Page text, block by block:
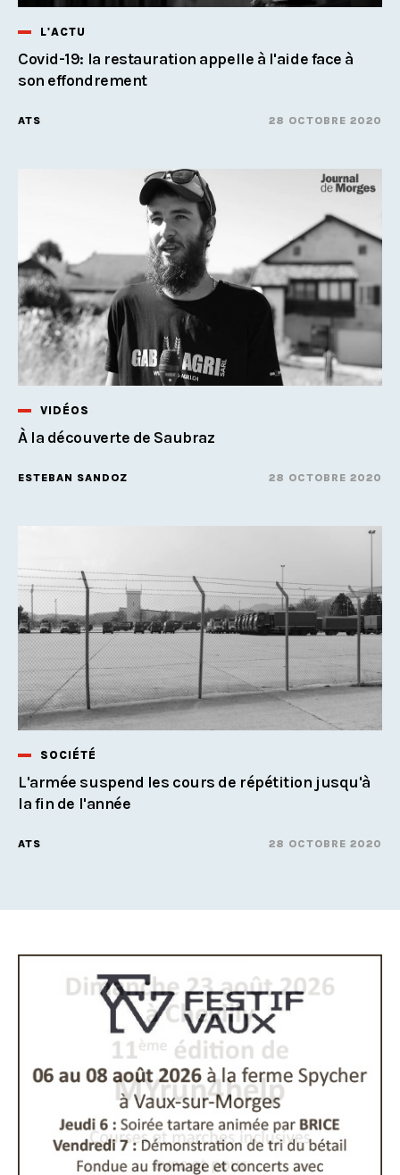
L'ACTU
Covid-19: la restauration appelle à l'aide face à
son effondrement
ATS 28 OCTOBRE 2020
VIDÉOS
À la découverte de Saubraz
ESTEBAN SANDOZ 28 OCTOBRE 2020
SOCIÉTÉ
L'armée suspend les cours de répétition jusqu'à
la fin de l'année
ATS 28 OCTOBRE 2020